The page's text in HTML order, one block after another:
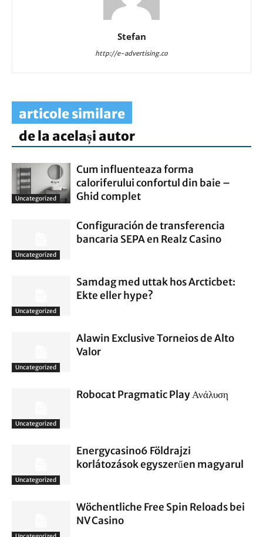
Stefan
http://e-advertising.co
articole similare
de la același autor
Uncategorized
Cum influenteaza forma
caloriferului confortul din baie –
Ghid complet
Uncategorized
Configuración de transferencia
bancaria SEPA en Realz Casino
Uncategorized
Samdag med uttak hos Arcticbet:
Ekte eller hype?
Uncategorized
Alawin Exclusive Torneios de Alto
Valor
Uncategorized
Robocat Pragmatic Play Ανάλυση
Uncategorized
Energycasino6 Földrajzi
korlátozások egyszerűen magyarul
Wöchentliche Free Spin Reloads bei
NV Casino